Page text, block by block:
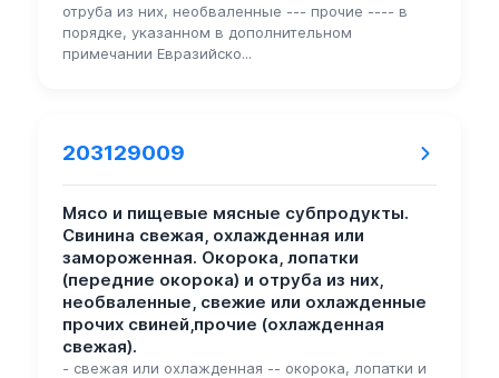
отруба из них, необваленные --- прочие ---- в
порядке, указанном в дополнительном
примечании Евразийско...
203129009
Мясо и пищевые мясные субпродукты.
Свинина свежая, охлажденная или
замороженная. Окорока, лопатки
(передние окорока) и отруба из них,
необваленные, свежие или охлажденные
прочих свиней,прочие (охлажденная
свежая).
- свежая или охлажденная -- окорока, лопатки и